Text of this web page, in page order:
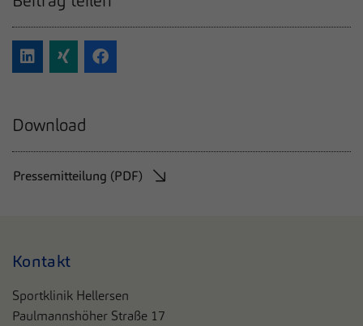
Download
Pressemitteilung (PDF)
Kontakt
Sportklinik Hellersen
Paulmannshöher Straße 17